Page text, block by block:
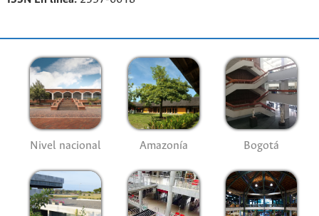
Nivel nacional Amazonía Bogotá